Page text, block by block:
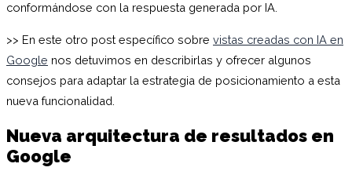
conformándose con la respuesta generada por IA.
>> En este otro post específico sobre vistas creadas con IA en
Google nos detuvimos en describirlas y ofrecer algunos
consejos para adaptar la estrategia de posicionamiento a esta
nueva funcionalidad.
Nueva arquitectura de resultados en
Google